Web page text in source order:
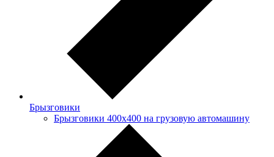
Брызговики
Брызговики 400х400 на грузовую автомашину